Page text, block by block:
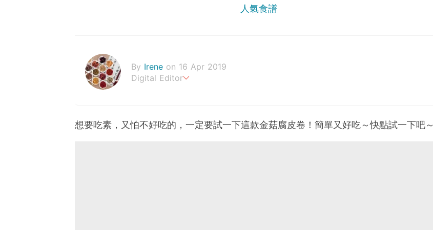
人氣食譜
By Irene on 16 Apr 2019
Digital Editor
想要吃素，又怕不好吃的，一定要試一下這款金菇腐皮卷！簡單又好吃～快點試一下吧～